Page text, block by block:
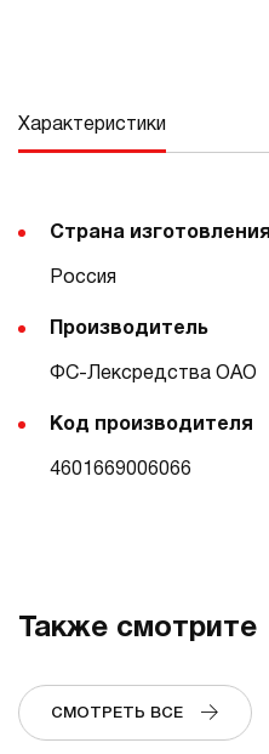
Характеристики
Страна изготовления
Россия
Производитель
ФС-Лексредства ОАО
Код производителя
4601669006066
Также смотрите
СМОТРЕТЬ ВСЕ